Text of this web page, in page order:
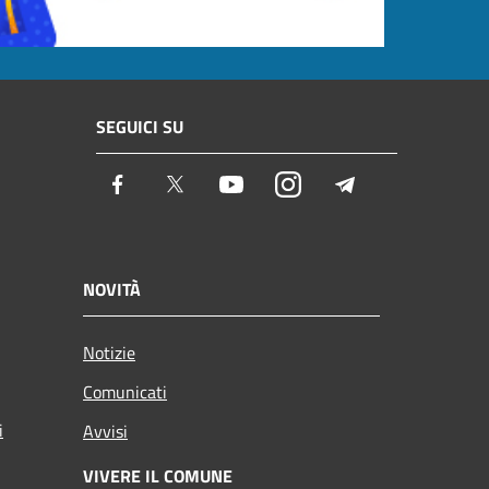
SEGUICI SU
Facebook Twitter YoutubeInstagram
NOVITÀ
Notizie
Comunicati
Avvisi
VIVERE IL COMUNE